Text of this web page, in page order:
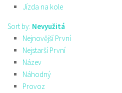
Jízda na kole
Sort by: Nevyužitá
Nejnovější První
Nejstarší První
Název
Náhodný
Provoz